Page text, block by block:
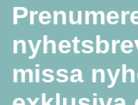
missa